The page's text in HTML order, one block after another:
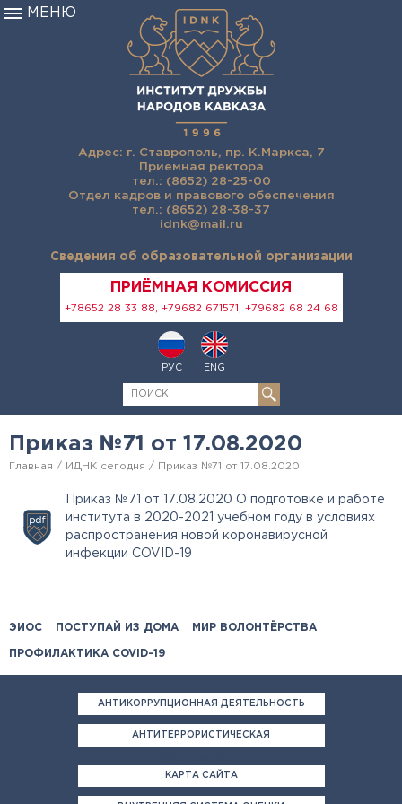
Адрес: г. Ставрополь, пр. К.Маркса, 7
Приемная ректора
тел.: (8652) 28-25-00
Отдел кадров и правового обеспечения
тел.: (8652) 28-38-37
idnk@mail.ru
Сведения об образовательной организации
ПРИЁМНАЯ КОМИССИЯ
+78652 28 33 88, +79682 671571, +79682 68 24 68
РУС ENG
МЕНЮ
Приказ №71 от 17.08.2020
Главная ИДНК сегодня Приказ №71 от 17.08.2020
Приказ №71 от 17.08.2020 О подготовке и работе
института в 2020-2021 учебном году в условиях
распространения новой коронавирусной
инфекции COVID-19
ЭИОС ПОСТУПАЙ ИЗ ДОМА МИР ВОЛОНТЁРСТВА
ПРОФИЛАКТИКА COVID-19
АНТИКОРРУПЦИОННАЯ ДЕЯТЕЛЬНОСТЬ
АНТИТЕРРОРИСТИЧЕСКАЯ
КАРТА САЙТА